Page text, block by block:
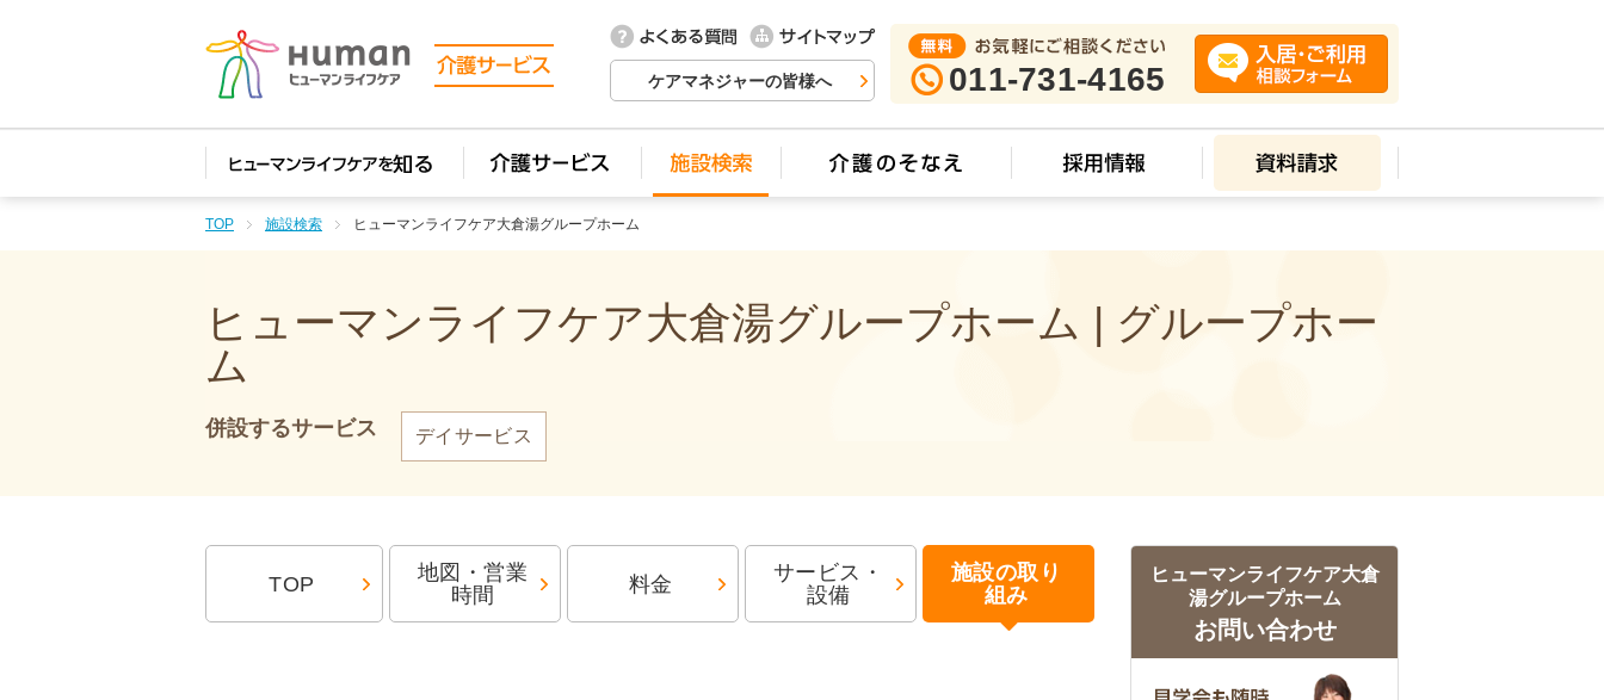
ケアマネジャーの皆様へ 011-731-4165
TOP 施設検索 ヒューマンライフケア大倉湯グループホーム
ヒューマンライフケア大倉湯グループホーム | グループホー
ム
併設するサービス デイサービス
TOP
地図・営業
時間
料金
サービス・
設備
施設の取り
組み
ヒューマンライフケア大倉
湯グループホーム
お問い合わせ